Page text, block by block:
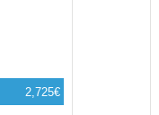
2,725€